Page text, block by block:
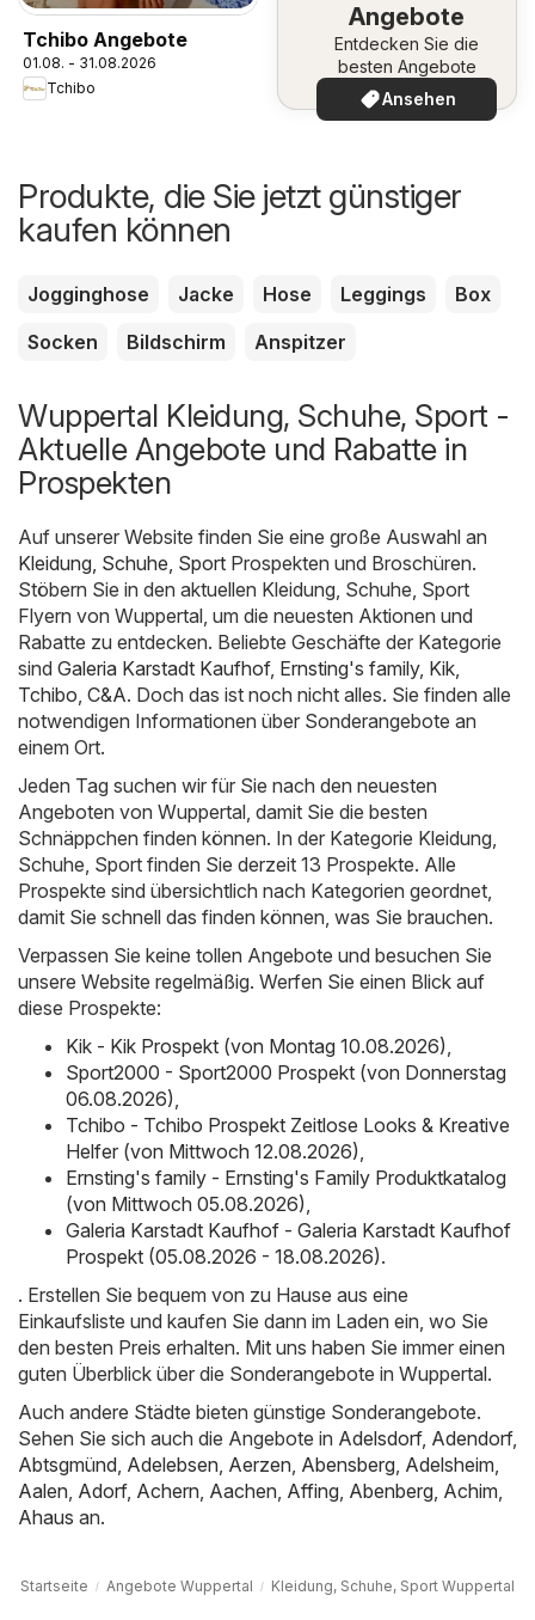
Tchibo Angebote
01.08. - 31.08.2026
Tchibo
Angebote
Entdecken Sie die
besten Angebote
Ansehen
Produkte, die Sie jetzt günstiger
kaufen können
Jogginghose Jacke Hose Leggings
Box
Socken
Bildschirm Anspitzer
Wuppertal Kleidung, Schuhe, Sport -
Aktuelle Angebote und Rabatte in
Prospekten
Auf unserer Website finden Sie eine große Auswahl an
Kleidung, Schuhe, Sport Prospekten und Broschüren.
Stöbern Sie in den aktuellen Kleidung, Schuhe, Sport
Flyern von Wuppertal, um die neuesten Aktionen und
Rabatte zu entdecken. Beliebte Geschäfte der Kategorie
sind Galeria Karstadt Kaufhof, Ernsting's family, Kik
Tchibo C&A. Doch das ist noch nicht alles. Sie finden alle
notwendigen Informationen über Sonderangebote an
einem Ort.
Jeden Tag suchen wir für Sie nach den neuesten
Angeboten von Wuppertal, damit Sie die besten
Schnäppchen finden können. In der Kategorie Kleidung,
Schuhe, Sport finden Sie derzeit 13 Prospekte. Alle
Prospekte sind übersichtlich nach Kategorien geordnet,
damit Sie schnell das finden können, was Sie brauchen.
Verpassen Sie keine tollen Angebote und besuchen Sie
unsere Website regelmäßig. Werfen Sie einen Blick auf
diese Prospekte:
Kik - Kik Prospekt (von Montag 10.08.2026)
Sport2000 - Sport2000 Prospekt (von Donnerstag
06.08.2026)
Tchibo - Tchibo Prospekt Zeitlose Looks & Kreative
Helfer (von Mittwoch 12.08.2026)
Ernsting's family - Ernsting's Family Produktkatalog
(von Mittwoch 05.08.2026)
Galeria Karstadt Kaufhof - Galeria Karstadt Kaufhof
Prospekt (05.08.2026 - 18.08.2026).
. Erstellen Sie bequem von zu Hause aus eine
Einkaufsliste und kaufen Sie dann im Laden ein, wo Sie
den besten Preis erhalten. Mit uns haben Sie immer einen
guten Überblick über die Sonderangebote in Wuppertal.
Auch andere Städte bieten günstige Sonderangebote.
Sehen Sie sich auch die Angebote in Adelsdorf, Adendorf,
Abtsgmünd Adelebsen Aerzen Abensberg Adelsheim
Aalen Adorf, Achern Aachen Affing Abenberg Achim
Ahaus an.
Startseite Angebote Wuppertal Kleidung, Schuhe, Sport Wuppertal